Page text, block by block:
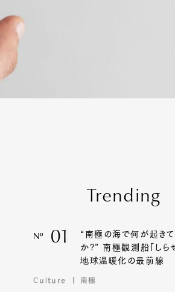
Trending
Nº 01
“南極の海で何が起きて
か?” 南極観測船「しら
地球温暖化の最前線
Culture 南極